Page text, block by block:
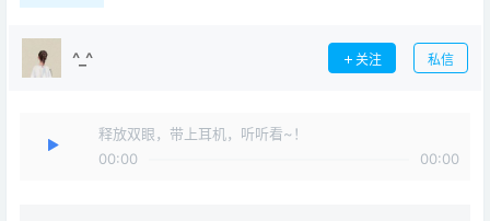
^_^ 关注 私信
释放双眼，带上耳机，听听看~！
00:00
00:00